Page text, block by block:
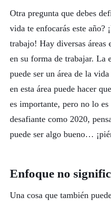
Otra pregunta que debes
vida te enfocarás este año?
trabajo! Hay diversas
en su forma de trabajar. La
puede ser un área de la
en esta área puede hacer
es importante, pero no lo
desafiante como 2020,
puede ser algo bueno…
Enfoque no
Una cosa que también